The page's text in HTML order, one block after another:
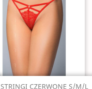
Szybki podgląd
STRINGI CZERWONE S/M/L